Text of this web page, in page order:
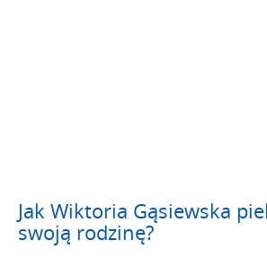
Jak Wiktoria Gąsiewska
swoją rodzinę?